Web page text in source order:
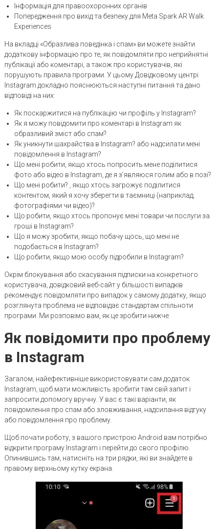
Інформація для правоохоронних органів
Попередження про вихід та безпеку для Meta Spark AR Walk
Experiences
На вкладці «Образлива поведінка і спам» ви можете знайти
додаткову інформацію про те, як повідомляти про неприйнятні
публікації або коментарі, а також про користувачів, які
порушують правила програми. У цьому Довідковому центрі
Instagram докладно пояснюються наступні питання та дано
відповіді на них:
Як поскаржитися на публікацію чи профіль у Instagram?
Як я можу повідомити про коментарі в Instagram як
образливий зміст або спам?
Як уникнути шахрайства в Instagram? або надсилати мені
повідомлення в Instagram?
Що мені робити, якщо хтось попросить мене поділитися
фото або відео в Instagram, де я з’являюся голим або в позі?
Що мені робити? , якщо хтось загрожує поділитися
контентом, який я хочу зберегти в таємниці (наприклад,
фотографіями чи відео)?
Що робити, якщо хтось пропонує мені товари чи послуги за
гроші в Instagram?
Що я можу зробити, якщо побачу щось, що мені не
подобається в Instagram?
Що робити, якщо мою особу підробили в Instagram?
Окрім блокування або скасування підписки на конкретного
користувача, довідковий веб-сайт у більшості випадків
рекомендує повідомляти про випадок у самому додатку, якщо
розглянута проблема не відповідає стандартам спільноти
програми. Ми розповімо вам, як це зробити нижче.
Як повідомити про проблему
в Instagram
Загалом, найефективніше використовувати сам додаток
Instagram, щоб мати можливість зробити там свій запит і
запросити допомогу вручну. У вас є такі варіанти, як
повідомлення про спам або зловживання, надсилання відгуку
або повідомлення про проблему.
Щоб почати роботу, з вашого пристрою Android вам потрібно
відкрити програму Instagram і перейти до свого профілю.
Опинившись там, натисніть на три рядки, які ви знайдете в
правому верхньому кутку екрана.